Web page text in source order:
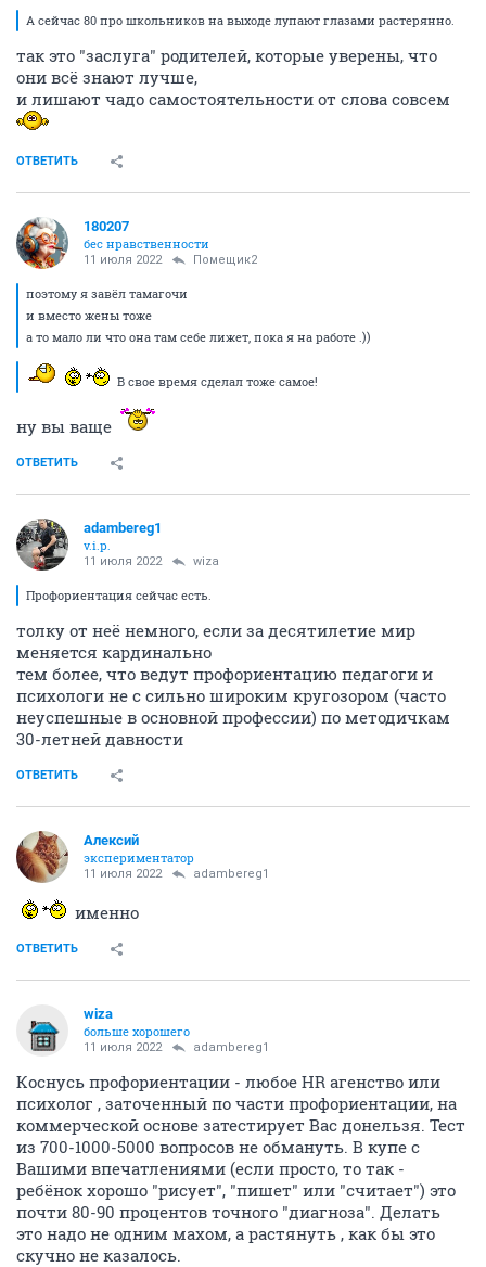
А сейчас 80 про школьников на выходе лупают глазами растерянно.
так это "заслуга" родителей, которые уверены, что
они всё знают лучше,
и лишают чадо самостоятельности от слова совсем
ОТВЕТИТЬ
180207
бес нравственности
11 июля 2022 Помещик2
поэтому я завёл тамагочи
и вместо жены тоже
а то мало ли что она там себе лижет, пока я на работе .))
В свое время сделал тоже самое!
ну вы ваще
ОТВЕТИТЬ
adambereg1
v.i.p.
11 июля 2022 wiza
Профориентация сейчас есть.
толку от неё немного, если за десятилетие мир
меняется кардинально
тем более, что ведут профориентацию педагоги и
психологи не с сильно широким кругозором (часто
неуспешные в основной профессии) по методичкам
30-летней давности
ОТВЕТИТЬ
Алексий
экспериментатор
11 июля 2022 adambereg1
именно
ОТВЕТИТЬ
wiza
больше хорошего
11 июля 2022 adambereg1
Коснусь профориентации - любое HR агенство или
психолог , заточенный по части профориентации, на
коммерческой основе затестирует Вас донельзя. Тест
из 700-1000-5000 вопросов не обмануть. В купе с
Вашими впечатлениями (если просто, то так -
ребёнок хорошо "рисует", "пишет" или "считает") это
почти 80-90 процентов точного "диагноза". Делать
это надо не одним махом, а растянуть , как бы это
скучно не казалось.